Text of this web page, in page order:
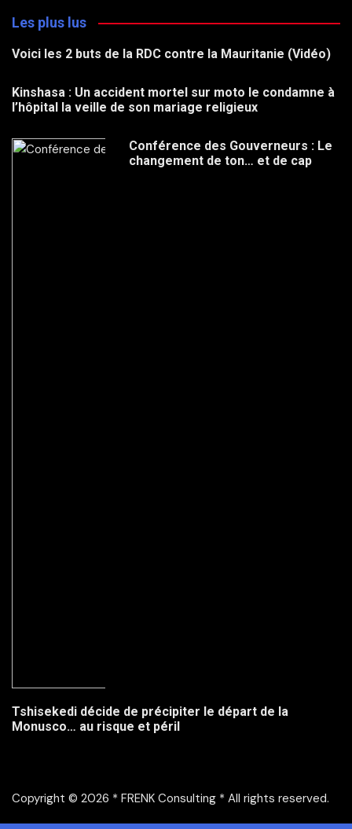
Les plus lus
Voici les 2 buts de la RDC contre la Mauritanie (Vidéo)
Kinshasa : Un accident mortel sur moto le condamne à
l’hôpital la veille de son mariage religieux
Conférence des Gouverneurs : Le
changement de ton… et de cap
Tshisekedi décide de précipiter le départ de la
Monusco… au risque et péril
Copyright © 2026 * FRENK Consulting * All rights reserved.